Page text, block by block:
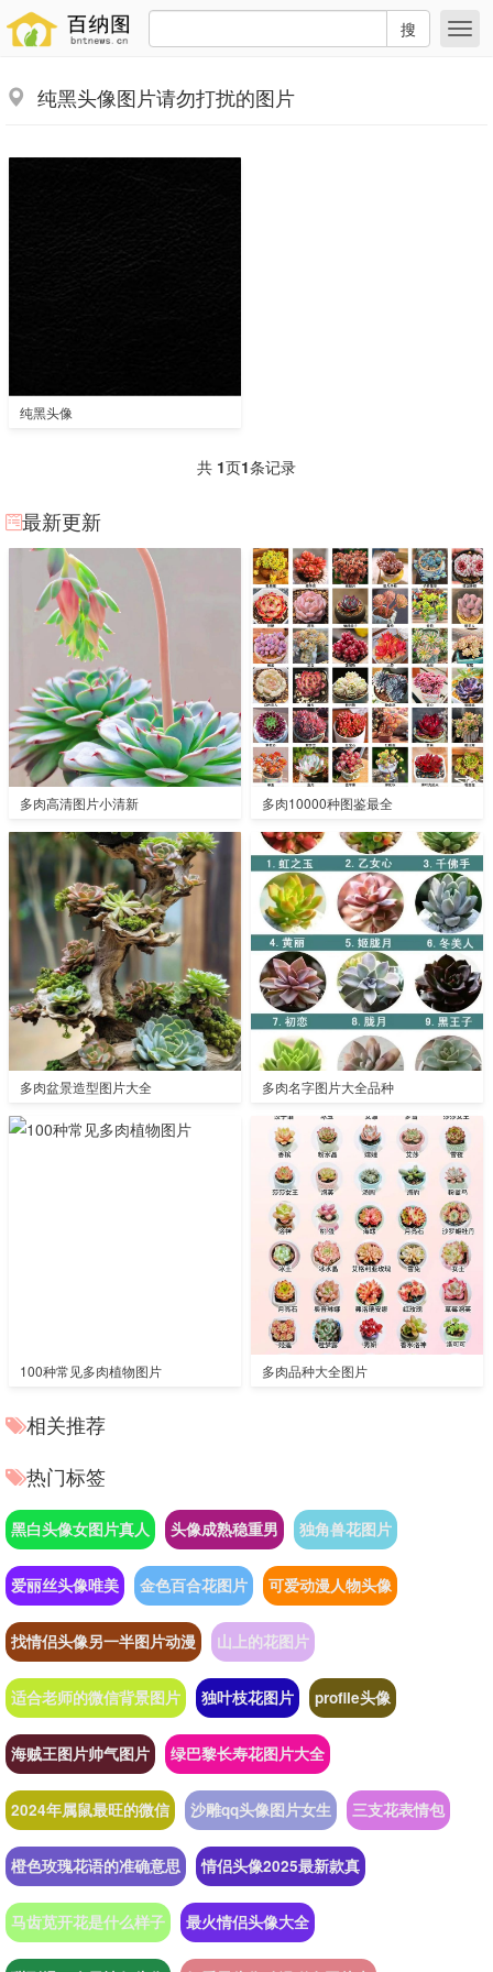
搜
纯黑头像图片请勿打扰的图片
纯黑头像
共 1页1条记录
最新更新
多肉高清图片小清新 多肉10000种图鉴最全
多肉盆景造型图片大全 多肉名字图片大全品种
100种常见多肉植物图片 多肉品种大全图片
相关推荐
热门标签
黑白头像女图片真人 头像成熟稳重男 独角兽花图片
爱丽丝头像唯美 金色百合花图片 可爱动漫人物头像
找情侣头像另一半图片动漫 山上的花图片
适合老师的微信背景图片 独叶枝花图片 profile头像
海贼王图片帅气图片 绿巴黎长寿花图片大全
2024年属鼠最旺的微信 沙雕qq头像图片女生 三支花表情包
橙色玫瑰花语的准确意思 情侣头像2025最新款真
马齿苋开花是什么样子 最火情侣头像大全